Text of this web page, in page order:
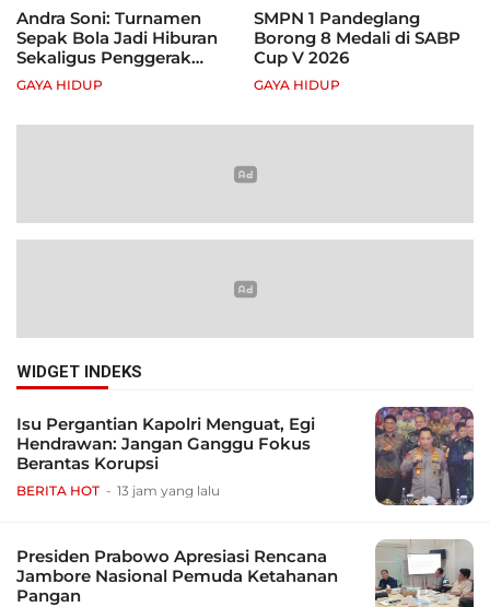
Andra Soni: Turnamen
Sepak Bola Jadi Hiburan
Sekaligus Penggerak
Ekonomi Rakyat
GAYA HIDUP
SMPN 1 Pandeglang
Borong 8 Medali di SABP
Cup V 2026
GAYA HIDUP
WIDGET INDEKS
Isu Pergantian Kapolri Menguat, Egi
Hendrawan: Jangan Ganggu Fokus
Berantas Korupsi
BERITA HOT 13 jam yang lalu
Presiden Prabowo Apresiasi Rencana
Jambore Nasional Pemuda Ketahanan
Pangan